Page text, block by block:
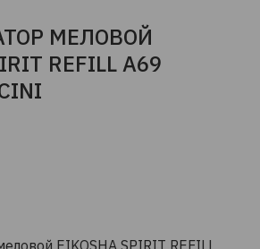
МЕЛОВОЙ
REFILL A69